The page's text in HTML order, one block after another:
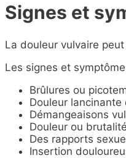
Signes et
La douleur vulvaire
Les signes et
Brûlures ou
Douleur lancinante
Démangeaisons
Douleur ou
Des rapports
Insertion